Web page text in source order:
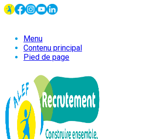
Menu
Contenu principal
Pied de page